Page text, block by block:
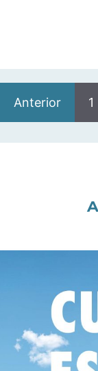
Anterior 1